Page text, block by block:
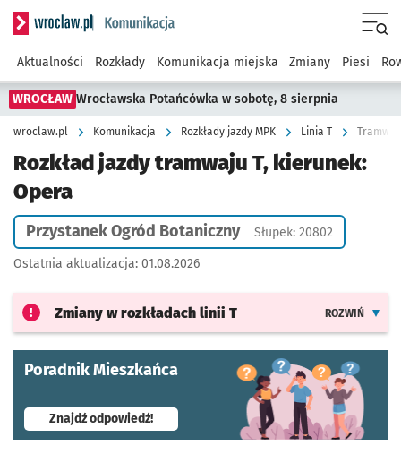
Serwis informacyjny wroclaw.pl podserwis: Komunikacja
Aktualności Rozkłady Komunikacja miejska Zmiany Piesi
WROCŁAW Wrocławska Potańcówka w sobotę, 8 sierpnia
wroclaw.pl Komunikacja Rozkłady jazdy MPK Linia T Tramwaj
Rozkład jazdy tramwaju T, kierunek:
Opera
Przystanek Ogród Botaniczny Słupek: 20802
Ostatnia aktualizacja: 01.08.2026
Zmiany w rozkładach linii T ROZWIŃ
Poradnik Mieszkańca
Znajdź odpowiedź!- otworzy się w nowej karcie